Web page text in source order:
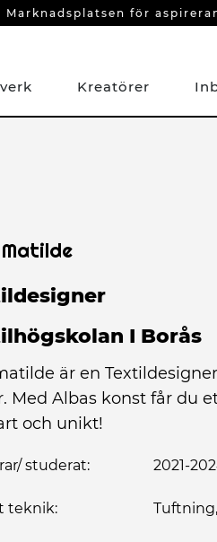
Marknadsplatsen för
Kreatörer
I Borås
är en
Med Albas konst får du
och unikt!
studerat: 2021-
teknik: